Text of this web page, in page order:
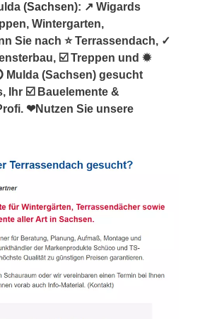
(Sachsen): ↗️ Wigards
Wintergarten,
Sie nach ⭐ Terrassendach, ✓
☑️ Treppen und ✹
Mulda (Sachsen) gesucht
Ihr ☑️ Bauelemente &
❤Nutzen Sie unsere